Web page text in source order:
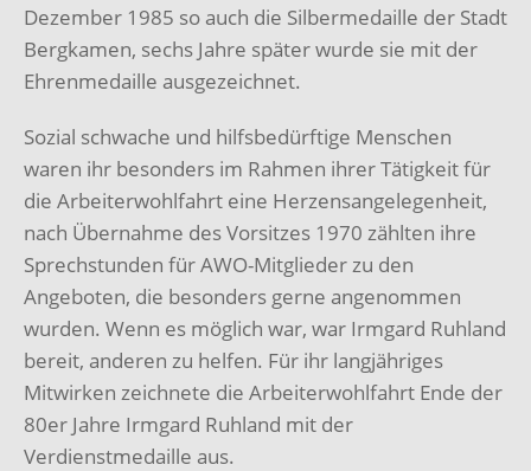
Dezember 1985 so auch die Silbermedaille der Stadt
Bergkamen, sechs Jahre später wurde sie mit der
Ehrenmedaille ausgezeichnet.
Sozial schwache und hilfsbedürftige Menschen
waren ihr besonders im Rahmen ihrer Tätigkeit für
die Arbeiterwohlfahrt eine Herzensangelegenheit,
nach Übernahme des Vorsitzes 1970 zählten ihre
Sprechstunden für AWO-Mitglieder zu den
Angeboten, die besonders gerne angenommen
wurden. Wenn es möglich war, war Irmgard Ruhland
bereit, anderen zu helfen. Für ihr langjähriges
Mitwirken zeichnete die Arbeiterwohlfahrt Ende der
80er Jahre Irmgard Ruhland mit der
Verdienstmedaille aus.